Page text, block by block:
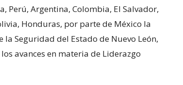
Perú, Argentina, Colombia, El Salvador,
Honduras, por parte de México la
Seguridad del Estado de Nuevo León,
avances en materia de Liderazgo